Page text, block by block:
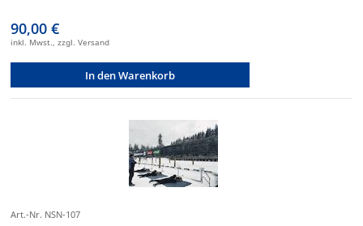
90,00 €
inkl. Mwst., zzgl. Versand
In den Warenkorb
Art.-Nr. NSN-107